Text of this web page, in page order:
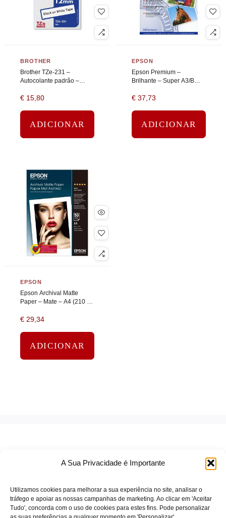
A Sua Privacidade é Importante
Utilizamos cookies para melhorar a sua experiência no site, analisar o
tráfego e apoiar as nossas campanhas de marketing. Ao clicar em 'Aceitar
Tudo', concorda com o uso de cookies para estes fins. Pode personalizar
BROTHER
Brother TZe-231 –
Autocolante padrão –
(1,2 cm x 8 m) 1 cassete(s)
€ 15,80
ADICIONAR
EPSON
Epson Premium –
Brilhante – Super A3/B
– 20 folha(s) papel
€ 37,73
ADICIONAR
EPSON
Epson Archival Matte
Paper – Mate – A4 (210 x
folha(s) papel
€ 29,34
ADICIONAR
TERMOS DE SERVIÇO